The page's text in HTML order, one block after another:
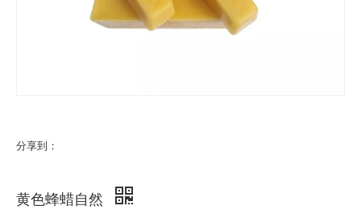
分享到：
黄色蜂蜡自然